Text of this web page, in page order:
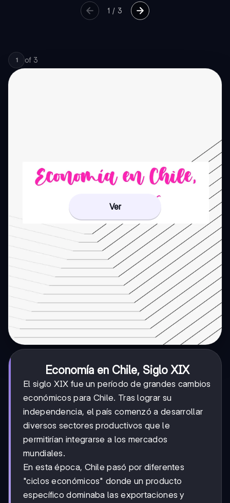
1 / 3
1 of 3
Ver
Economía en Chile, Siglo XIX
El siglo XIX fue un período de grandes cambios
económicos para Chile. Tras lograr su
independencia, el país comenzó a desarrollar
diversos sectores productivos que le
permitirían integrarse a los mercados
mundiales.
En esta época, Chile pasó por diferentes
"ciclos económicos" donde un producto
específico dominaba las exportaciones y